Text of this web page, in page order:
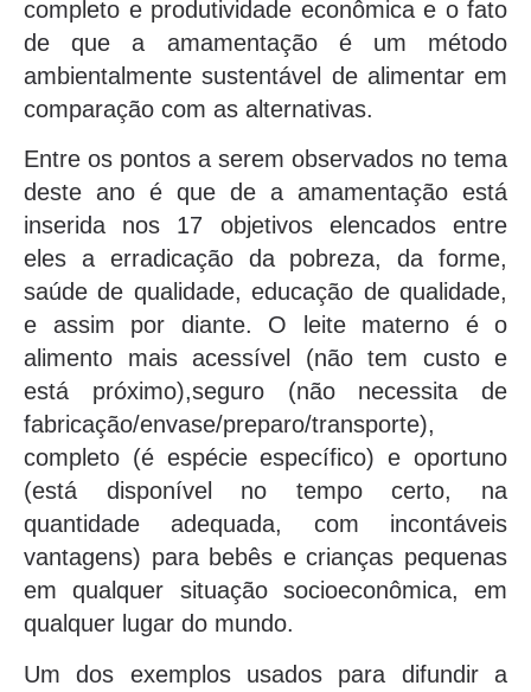
completo e produtividade econômica e o fato
de que a amamentação é um método
ambientalmente sustentável de alimentar em
comparação com as alternativas.
Entre os pontos a serem observados no tema
deste ano é que de a amamentação está
inserida nos 17 objetivos elencados entre
eles a erradicação da pobreza, da forme,
saúde de qualidade, educação de qualidade,
e assim por diante. O leite materno é o
alimento mais acessível (não tem custo e
está próximo),seguro (não necessita de
fabricação/envase/preparo/transporte),
completo (é espécie específico) e oportuno
(está disponível no tempo certo, na
quantidade adequada, com incontáveis
vantagens) para bebês e crianças pequenas
em qualquer situação socioeconômica, em
qualquer lugar do mundo.
Um dos exemplos usados para difundir a